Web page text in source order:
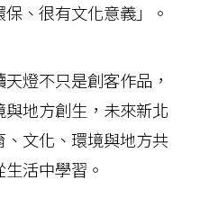
、很有文化意義」。
燈不只是創客作品，
地方創生，未來新北
文化、環境與地方共
活中學習。